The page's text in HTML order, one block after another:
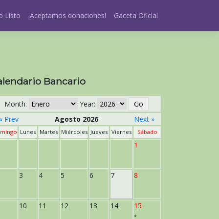
Listo ¡Aceptamos donaciones! Gaceta Oficial
Bancario
Month:
Year:
Prev
Agosto 2026 Next »
Lunes Martes Miércoles Jueves Viernes Sábado
1
3 4 5 6 7 8
10 11 12 13 14 15
*